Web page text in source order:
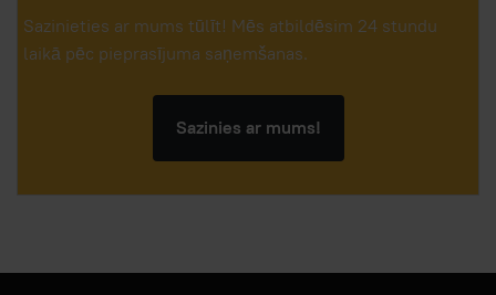
Sazinieties ar mums tūlīt! Mēs atbildēsim 24 stundu
laikā pēc pieprasījuma saņemšanas.
Sazinies ar mums!